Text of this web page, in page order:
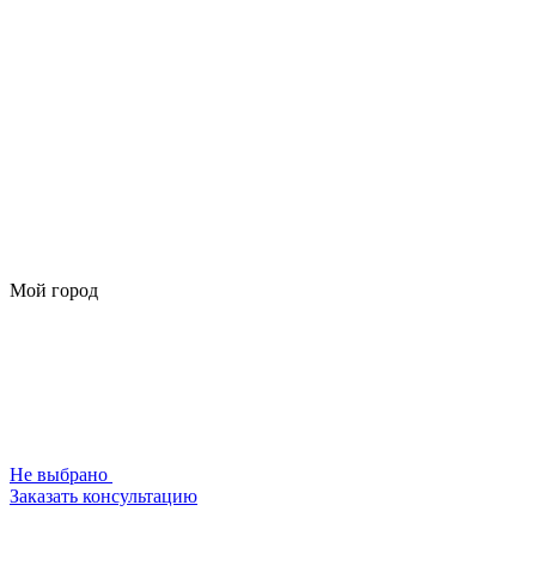
Мой город
Не выбрано
Заказать консультацию